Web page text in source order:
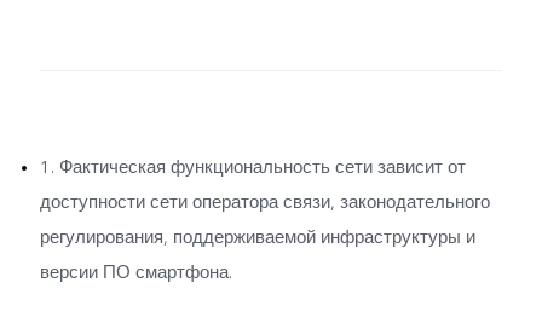
1. Фактическая функциональность сети зависит от
доступности сети оператора связи, законодательного
регулирования, поддерживаемой инфраструктуры и
версии ПО смартфона.